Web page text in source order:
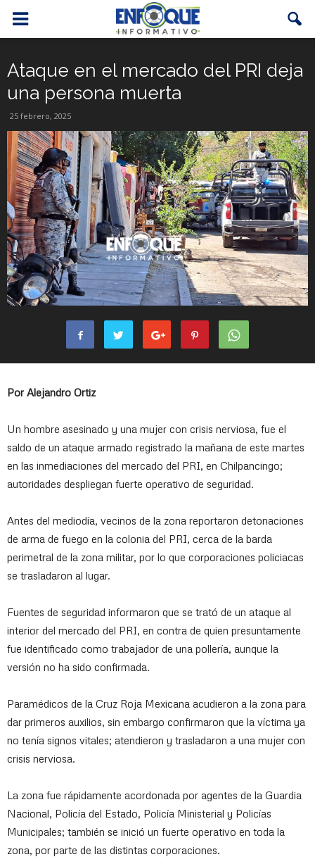
Ataque en el mercado del PRI deja
una persona muerta
25 febrero, 2025
Por Alejandro Ortiz
Un hombre asesinado y una mujer con crisis nerviosa, fue el
saldo de un ataque armado registrado la mañana de este martes
en las inmediaciones del mercado del PRI, en Chilpancingo;
autoridades despliegan fuerte operativo de seguridad.
Antes del mediodía, vecinos de la zona reportaron detonaciones
de arma de fuego en la colonia del PRI, cerca de la barda
perimetral de la zona militar, por lo que corporaciones policiacas
se trasladaron al lugar.
Fuentes de seguridad informaron que se trató de un ataque al
interior del mercado del PRI, en contra de quien presuntamente
fue identificado como trabajador de una pollería, aunque la
versión no ha sido confirmada.
Paramédicos de la Cruz Roja Mexicana acudieron a la zona para
dar primeros auxilios, sin embargo confirmaron que la víctima ya
no tenía signos vitales; atendieron y trasladaron a una mujer con
crisis nerviosa.
La zona fue rápidamente acordonada por agentes de la Guardia
Nacional, Policía del Estado, Policía Ministerial y Policías
Municipales; también se inició un fuerte operativo en toda la
zona, por parte de las distintas corporaciones.